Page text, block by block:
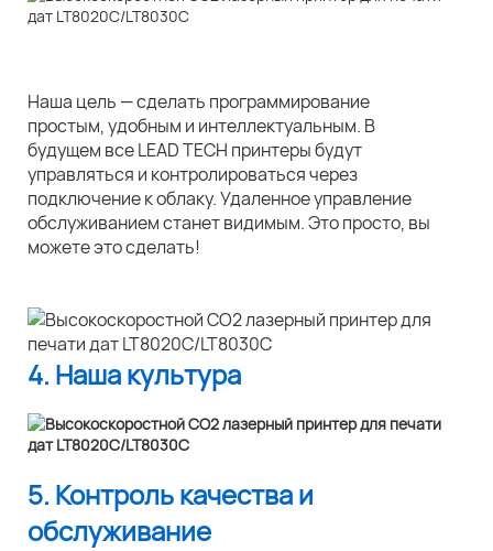
Наша цель — сделать программирование
простым, удобным и интеллектуальным. В
будущем все LEAD TECH принтеры будут
управляться и контролироваться через
подключение к облаку. Удаленное управление
обслуживанием станет видимым. Это просто, вы
можете это сделать!
4. Наша культура
5. Контроль качества и
обслуживание